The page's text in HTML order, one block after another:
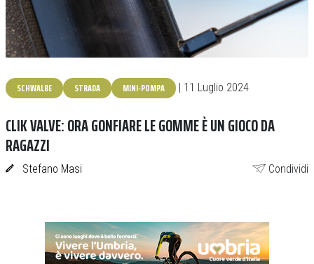
SCHWALBE STRADA MINI-POMPA | 11 Luglio 2024
CLIK VALVE: ORA GONFIARE LE GOMME È UN GIOCO DA
RAGAZZI
Stefano Masi Condividi